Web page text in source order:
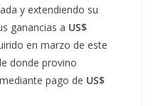
y extendiendo su
ganancias a US$
en marzo de este
donde provino
pago de US$